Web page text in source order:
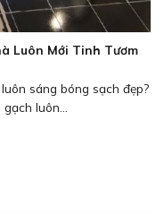
Luôn Mới Tinh Tươm
sáng bóng sạch đẹp?
luôn...